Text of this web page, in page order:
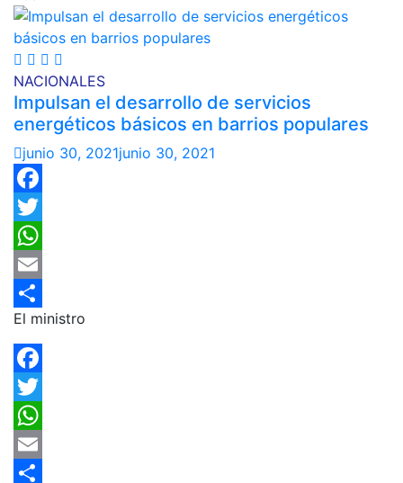
NACIONALES
Impulsan el desarrollo de servicios
energéticos básicos en barrios populares
junio 30, 2021junio 30, 2021
Facebook
Twitter
WhatsApp
Email
Compartir
El ministro
Facebook
Twitter
WhatsApp
Email